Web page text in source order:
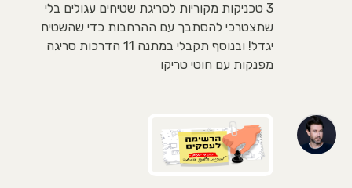
3 טכניקות מקוריות לסריגת שטיחים עגולים בלי
שתצטרכי להסתבך עם ההרחבות כדי שהשטיח
יגדל! ובנוסף תקבלי במתנה 11 הדרכות סריגה
מפנקות עם חוטי טריקו